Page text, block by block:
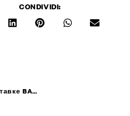
CONDIVIDI:
Новинки продукции на выставке BAU в Мюнхене, 13–17 января 2025 года